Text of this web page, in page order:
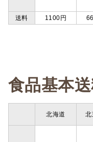
送料
1100円
食品基
北海道 北